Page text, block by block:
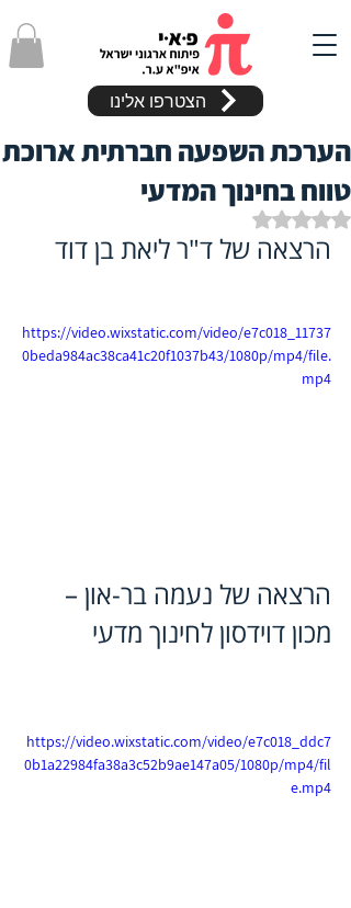
הצטרפו אלינו
הערכת השפעה חברתית ארוכת
טווח בחינוך המדעי
דירוג של NaN מתוך 5 כוכבים
הרצאה של ד"ר ליאת בן דוד
https://video.wixstatic.com/video/e7c018_11737
0beda984ac38ca41c20f1037b43/1080p/mp4/file.
mp4
הרצאה של נעמה בר-און –
מכון דוידסון לחינוך מדעי
https://video.wixstatic.com/video/e7c018_ddc7
0b1a22984fa38a3c52b9ae147a05/1080p/mp4/fil
e.mp4